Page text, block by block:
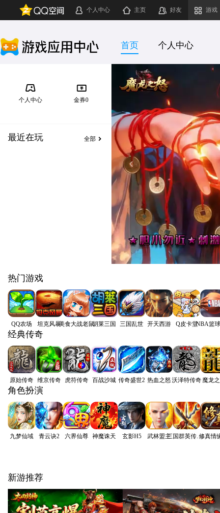
个人中心 主页 好友 游戏
首页 个人中心
个人中心 金券0
最近在玩 全部
热门游戏
QQ农场 坦克风暴美食大战老鼠胡莱三国 三国乱世 开天西游 Q皮卡堂NBA篮
经典传奇
原始传奇 维京传奇 虎符传奇 百战沙城 传奇盛世2 热血之怒沃泽特传奇 魔龙
角色扮演
九梦仙域 青云诀2 六界仙尊 神魔诛天 玄影H5 武林盟主 三国群英传争霸修真情
新游推荐